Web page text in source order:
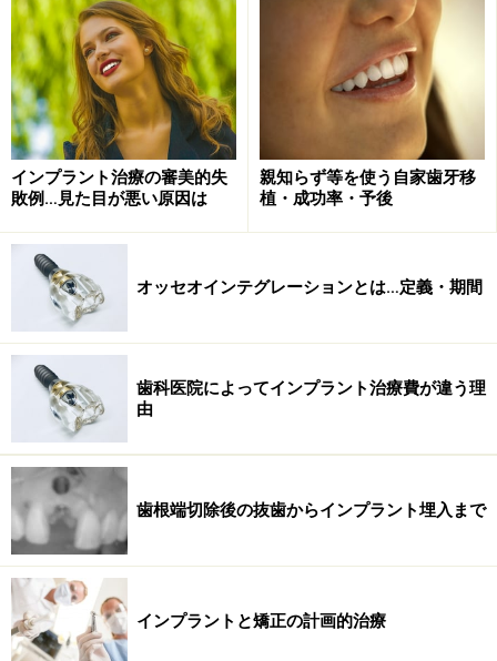
材質の種類
インプラントはチタンからはじまりました。アレルギー
の可能性が極めて低く、一定の強度があり、生体親和性
の高い材料と言えます。最も多く使われているのが純チ
タンで、純チタンのなかにも様々な種類があります。
更に強度を高めるためにチタン合金を使用しているイン
プラントシステムもありますが、生体親和性の部分で純
チタンと比較してどうかという意見もあります。
海外ではその強度を高めるために、チタンとジルコニア
が混在した材料のインプラントも登場してきています
し、生体親和性を追求した、オールジルコニアのインプ
ラントもあります。
インプラント治療の審美的失
敗例…見た目が悪い原因は
親知らず等を使う自家歯牙移
植・成功率・予後
オッセオインテグレーションとは…定義・期間
歯科医院によってインプラント治療費が違う理
由
歯根端切除後の抜歯からインプラント埋入まで
インプラントと矯正の計画的治療